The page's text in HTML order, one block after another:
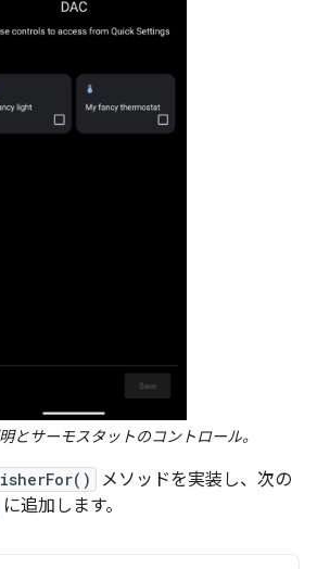
とサーモスタットのコントロール。
メソッドを実装し、次の
に追加します。